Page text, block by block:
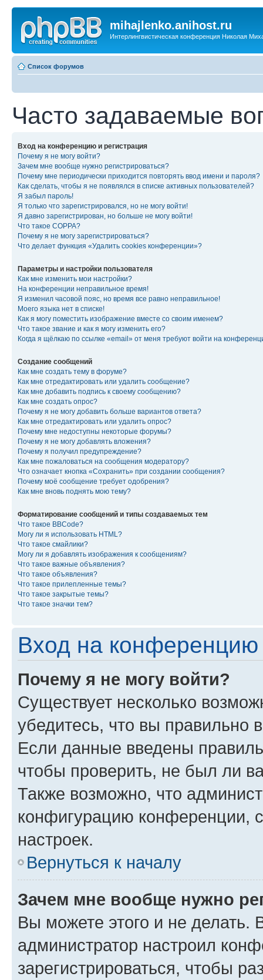
mihajlenko.anihost.ru
Интерлингвистическая конференция Николая
Список форумов
Часто задаваемые
Вход на конференцию и регистрация
Почему я не могу войти?
Зачем мне вообще нужно регистрироваться?
Почему мне периодически приходится повторять ввод имени и пароля?
Как сделать, чтобы я не появлялся в списке активных пользователей?
Я забыл пароль!
Я только что зарегистрировался, но не могу войти!
Я давно зарегистрирован, но больше не могу войти!
Что такое COPPA?
Почему я не могу зарегистрироваться?
Что делает функция «Удалить cookies конференции»?
Параметры и настройки пользователя
Как мне изменить мои настройки?
На конференции неправильное время!
Я изменил часовой пояс, но время все равно неправильное!
Моего языка нет в списке!
Как я могу поместить изображение вместе со своим именем?
Что такое звание и как я могу изменить его?
Когда я щёлкаю по ссылке «email» от меня требуют войти на
Создание сообщений
Как мне создать тему в форуме?
Как мне отредактировать или удалить сообщение?
Как мне добавить подпись к своему сообщению?
Как мне создать опрос?
Почему я не могу добавить больше вариантов ответа?
Как мне отредактировать или удалить опрос?
Почему мне недоступны некоторые форумы?
Почему я не могу добавлять вложения?
Почему я получил предупреждение?
Как мне пожаловаться на сообщения модератору?
Что означает кнопка «Сохранить» при создании сообщения?
Почему моё сообщение требует одобрения?
Как мне вновь поднять мою тему?
Форматирование сообщений и типы создаваемых тем
Что такое BBCode?
Могу ли я использовать HTML?
Что такое смайлики?
Могу ли я добавлять изображения к сообщениям?
Что такое важные объявления?
Что такое объявления?
Что такое прилепленные темы?
Что такое закрытые темы?
Что такое значки тем?
Вход на конференцию
Почему я не могу войти?
Существует несколько
убедитесь, что вы правильно
Если данные введены
чтобы проверить, не был ли
Также возможно, что
конфигурацию конференции,
настроек.
Вернуться к началу
Зачем мне вообще нужно
Вы можете этого и не делать.
администратор настроил
зарегистрироваться, чтобы